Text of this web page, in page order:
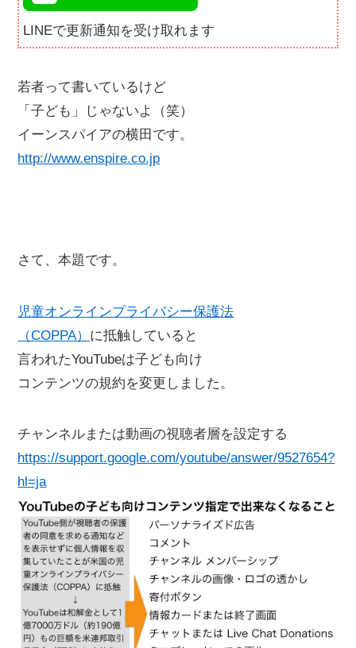
LINEで更新通知を受け取れます
若者って書いているけど
「子ども」じゃないよ（笑）
イーンスパイアの横田です。
http://www.enspire.co.jp
さて、本題です。
児童オンラインプライバシー保護法
（COPPA） に抵触していると
言われたYouTubeは子ども向け
コンテンツの規約を変更しました。
チャンネルまたは動画の視聴者層を設定する
https://support.google.com/youtube/answer/9527654?
hl=ja